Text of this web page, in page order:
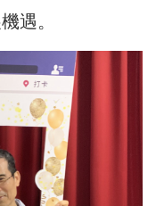
遇。